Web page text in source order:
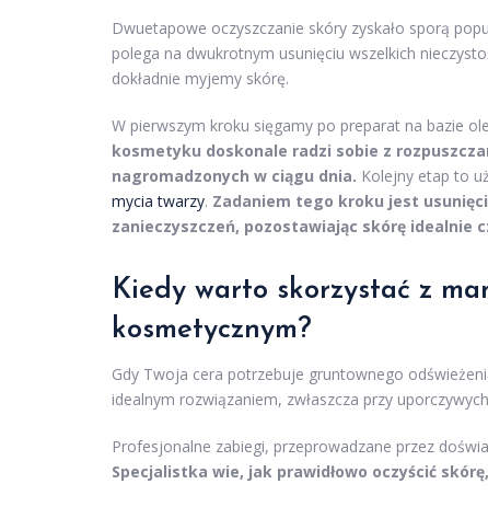
Dwuetapowe oczyszczanie skóry zyskało sporą
polega na dwukrotnym usunięciu wszelkich
dokładnie myjemy skórę.
W pierwszym kroku sięgamy po preparat na bazie
kosmetyku doskonale radzi sobie z
nagromadzonych w ciągu dnia. Kolejny etap to
mycia twarzy. Zadaniem tego kroku jest
zanieczyszczeń, pozostawiając skórę idealnie
Kiedy warto skorzystać z
kosmetycznym?
Gdy Twoja cera potrzebuje gruntownego
idealnym rozwiązaniem, zwłaszcza przy
Profesjonalne zabiegi, przeprowadzane przez
Specjalistka wie, jak prawidłowo oczyścić